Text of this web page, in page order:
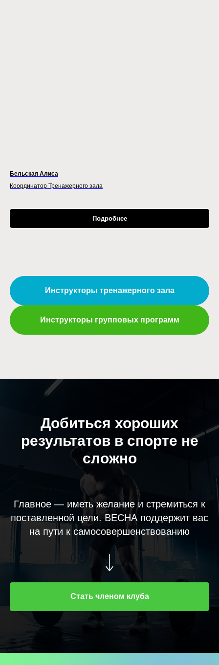
Бельская Алиса
Координатор Тренажерного зала
Подробнее
Инструкторы тренажерного зала
Инструкторы групповых программ
Добиться хороших
результатов в спорте не
сложно
Главное — иметь желание и стремиться к
поставленной цели. ВЕСНА поддержит вас
на пути к самосовершенствованию
Стать членом клуба